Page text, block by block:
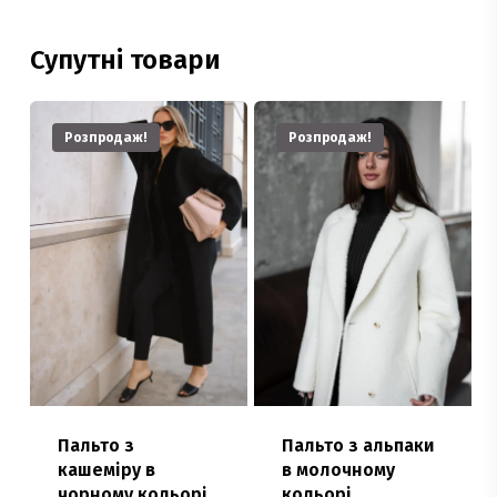
Супутні товари
Розпродаж!
Пальто з
кашеміру в
Розпродаж!
Пальто з альпаки
в молочному